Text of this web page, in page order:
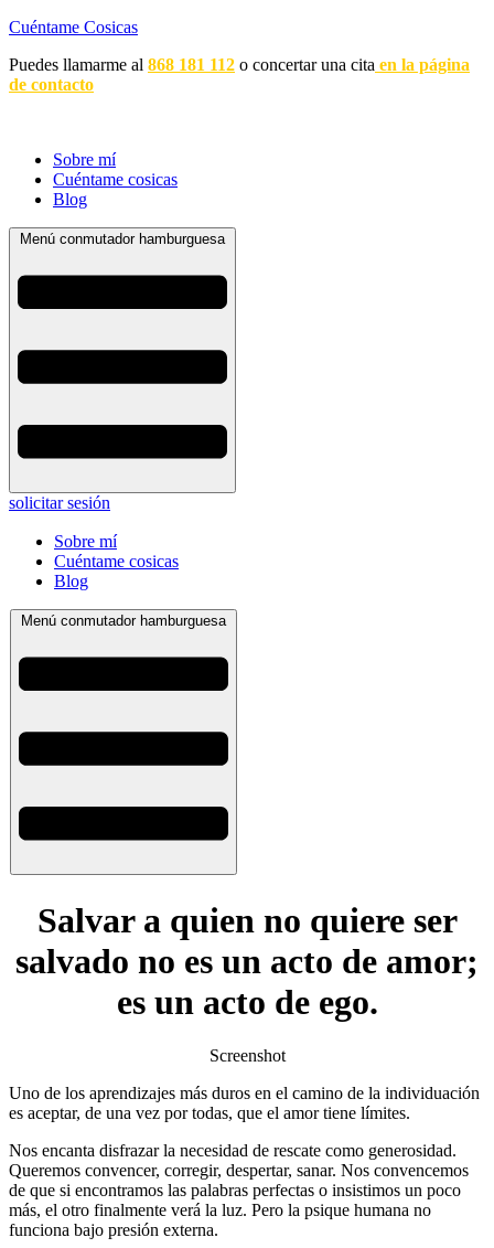
Cuéntame Cosicas
Puedes llamarme al 868 181 112 o concertar una cita en la página
de contacto
Sobre mí
Cuéntame cosicas
Blog
Menú conmutador hamburguesa
solicitar sesión
Sobre mí
Cuéntame cosicas
Blog
Menú conmutador hamburguesa
Salvar a quien no quiere ser
salvado no es un acto de amor;
es un acto de ego.
Screenshot
Uno de los aprendizajes más duros en el camino de la individuación
es aceptar, de una vez por todas, que el amor tiene límites.
Nos encanta disfrazar la necesidad de rescate como generosidad.
Queremos convencer, corregir, despertar, sanar. Nos convencemos
de que si encontramos las palabras perfectas o insistimos un poco
más, el otro finalmente verá la luz. Pero la psique humana no
funciona bajo presión externa.